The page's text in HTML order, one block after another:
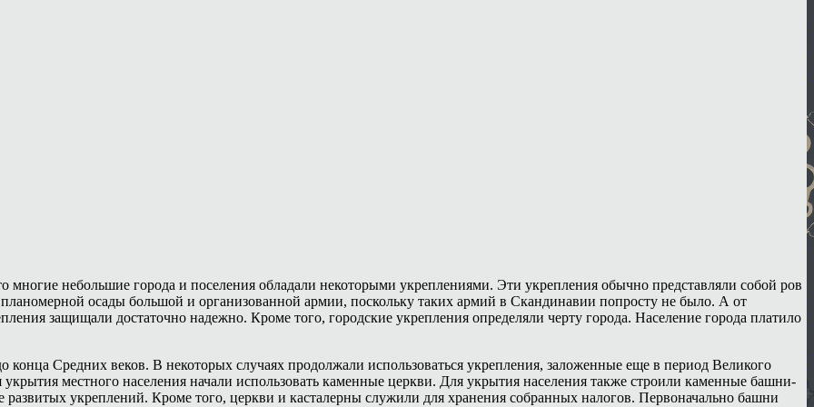
многие небольшие города и поселения обладали некоторыми укреплениями. Эти укрепления обычно представляли собой ров
осады большой и организованной армии, поскольку таких армий в Скандинавии попросту не было. А от
защищали достаточно надежно. Кроме того, городские укрепления определяли черту города. Население города платило
Средних веков. В некоторых случаях продолжали использоваться укрепления, заложенные еще в период Великого
местного населения начали использовать каменные церкви. Для укрытия населения также строили каменные башни-
укреплений. Кроме того, церкви и касталерны служили для хранения собранных налогов. Первоначально башни